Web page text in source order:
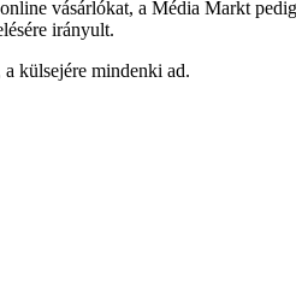
vásárlókat, a Média Markt
irányult.
külsejére mindenki ad.